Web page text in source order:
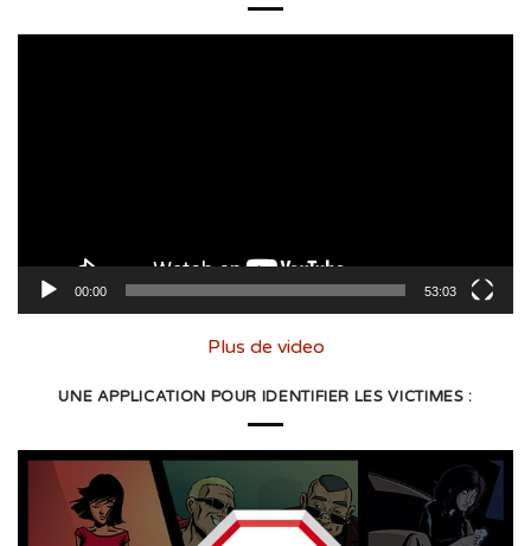
00:00 53:03
Plus de video
UNE APPLICATION POUR IDENTIFIER LES VICTIMES :